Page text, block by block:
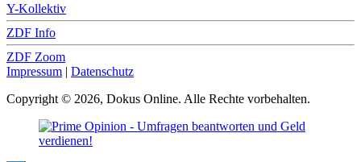
Y-Kollektiv
ZDF Info
ZDF Zoom
Impressum | Datenschutz
Copyright © 2026, Dokus Online. Alle Rechte vorbehalten.